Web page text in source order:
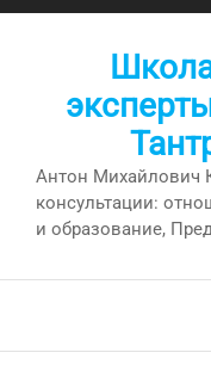
Перейти
Антон Михайлович
консультации:
и образование,